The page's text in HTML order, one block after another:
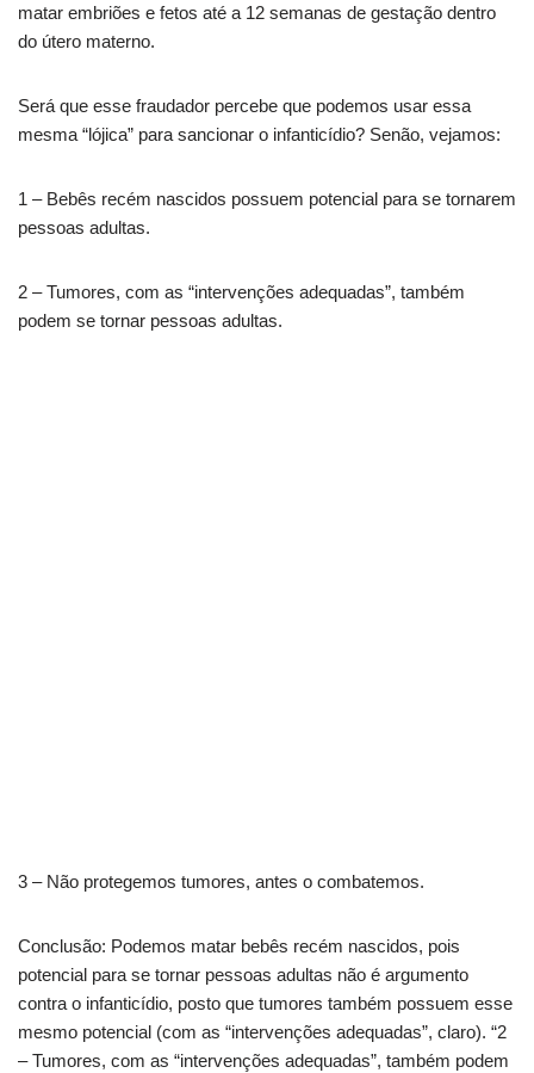
matar embriões e fetos até a 12 semanas de gestação dentro
do útero materno.
Será que esse fraudador percebe que podemos usar essa
mesma “lójica” para sancionar o infanticídio? Senão, vejamos:
1 – Bebês recém nascidos possuem potencial para se tornarem
pessoas adultas.
2 – Tumores, com as “intervenções adequadas”, também
podem se tornar pessoas adultas.
3 – Não protegemos tumores, antes o combatemos.
Conclusão: Podemos matar bebês recém nascidos, pois
potencial para se tornar pessoas adultas não é argumento
contra o infanticídio, posto que tumores também possuem esse
mesmo potencial (com as “intervenções adequadas”, claro). “2
– Tumores, com as “intervenções adequadas”, também podem